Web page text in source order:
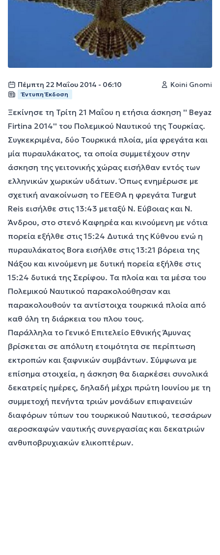
Πέμπτη 22 Μαΐου 2014 - 06:10 Koini Gnomi
Έντυπη Έκδοση
Ξεκίνησε τη Τρίτη 21 Μαΐου η ετήσια άσκηση '' Beyaz
Firtina 2014'' του Πολεμικού Ναυτικού της Τουρκίας.
Συγκεκριμένα, δύο Τουρκικά πλοία, μία φρεγάτα και
μία πυραυλάκατος, τα οποία συμμετέχουν στην
άσκηση της γειτονικής χώρας εισήλθαν εντός των
ελληνικών χωρικών υδάτων. Όπως ενημέρωσε με
σχετική ανακοίνωση το ΓΕΕΘΑ η φρεγάτα Turgut
Reis εισήλθε στις 13:43 μεταξύ Ν. Εύβοιας και Ν.
Άνδρου, στο στενό Καφηρέα και κινούμενη με νότια
πορεία εξήλθε στις 15:24 Δυτικά της Κύθνου ενώ η
πυραυλάκατος Bora εισήλθε στις 13:21 βόρεια της
Νάξου και κινούμενη με δυτική πορεία εξήλθε στις
15:24 δυτικά της Σερίφου. Τα πλοία και τα μέσα του
Πολεμικού Ναυτικού παρακολούθησαν και
παρακολουθούν τα αντίστοιχα τουρκικά πλοία από
καθ όλη τη διάρκεια του πλου τους.
Παράλληλα το Γενικό Επιτελείο Εθνικής Άμυνας
βρίσκεται σε απόλυτη ετοιμότητα σε περίπτωση
εκτροπών και ξαφνικών συμβάντων. Σύμφωνα με
επίσημα στοιχεία, η άσκηση θα διαρκέσει συνολικά
δεκατρείς ημέρες, δηλαδή μέχρι πρώτη Ιουνίου με τη
συμμετοχή πενήντα τριών μονάδων επιφανειών
διαφόρων τύπων του τουρκικού Ναυτικού, τεσσάρων
αεροσκαφών ναυτικής συνεργασίας και δεκατριών
ανθυποβρυχιακών ελικοπτέρων.